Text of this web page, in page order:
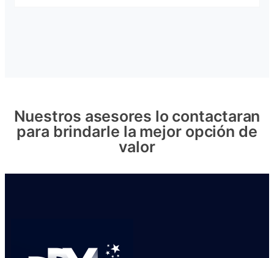
Nuestros asesores lo contactaran
para brindarle la mejor opción de
valor